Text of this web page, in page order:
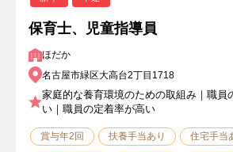
保育士、児童指導員
ほだか
名古屋市緑区大高台2丁目1718
家庭的な養育環境のための取組み｜職員
い｜職員の定着率が高い
賞与年2回 扶養手当あり 住宅手当